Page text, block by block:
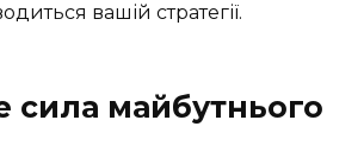
вашій стратегії.
сила майбутнього